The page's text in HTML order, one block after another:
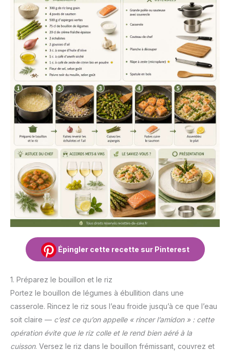
Épingler cette recette sur Pinterest
1. Préparez le bouillon et le riz
Portez le bouillon de légumes à ébullition dans une
casserole. Rincez le riz sous l’eau froide jusqu’à ce que l’eau
soit claire — c’est ce qu’on appelle « rincer l’amidon » : cette
opération évite que le riz colle et le rend bien aéré à la
cuisson. Versez le riz dans le bouillon frémissant, couvrez et